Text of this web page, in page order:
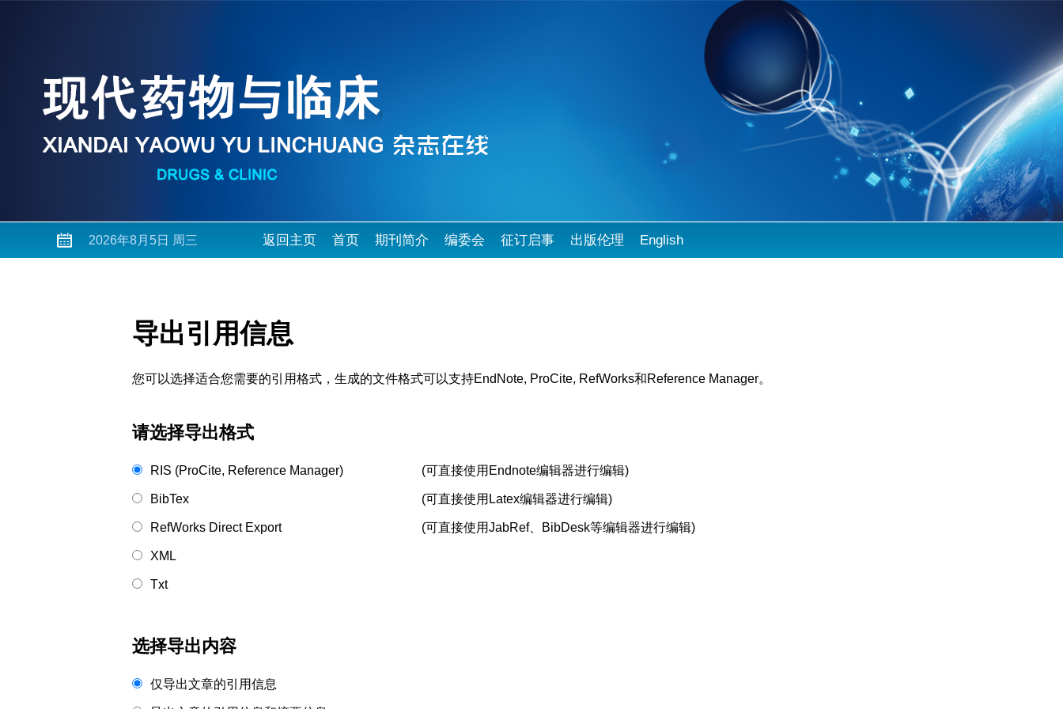
2026年8月5日 周三 返回主页 首页 期刊简介 编委会 征订启事 出版伦理 English
导出引用信息
您可以选择适合您需要的引用格式，生成的文件格式可以支持EndNote, ProCite, RefWorks和Reference Manager。
请选择导出格式
RIS (ProCite, Reference Manager) (可直接使用Endnote编辑器进行编辑)
BibTex (可直接使用Latex编辑器进行编辑)
RefWorks Direct Export (可直接使用JabRef、BibDesk等编辑器进行编辑)
XML
Txt
选择导出内容
仅导出文章的引用信息